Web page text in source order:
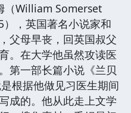
William Somerset
，英国著名小说家和
父母早丧，回英国叔父
。在大学他虽然攻读医
第一部长篇小说《兰贝
根据他做见习医生期间
成的。他从此走上文学